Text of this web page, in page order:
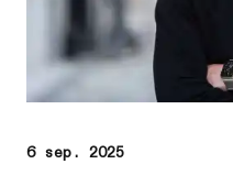
6 sep. 2025